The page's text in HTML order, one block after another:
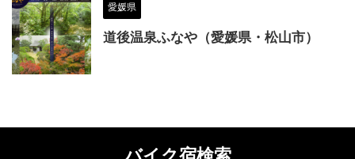
愛媛県
道後温泉ふなや（愛媛県・松山市）